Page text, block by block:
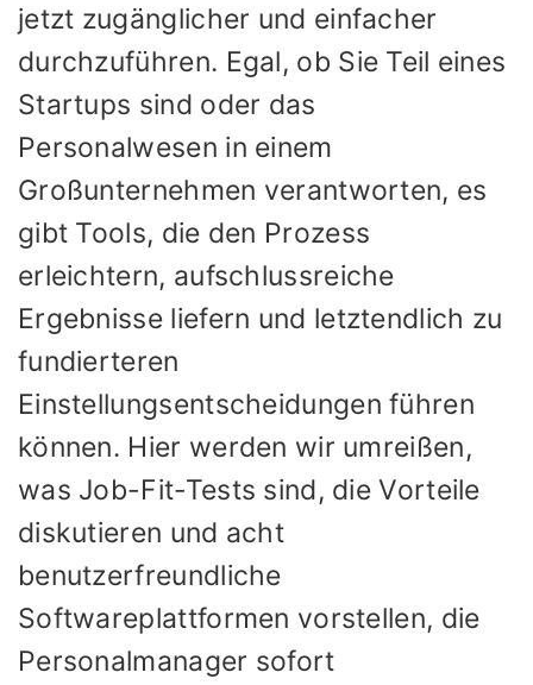
jetzt zugänglicher und einfacher
durchzuführen. Egal, ob Sie Teil eines
Startups sind oder das
Personalwesen in einem
Großunternehmen verantworten, es
gibt Tools, die den Prozess
erleichtern, aufschlussreiche
Ergebnisse liefern und letztendlich zu
fundierteren
Einstellungsentscheidungen führen
können. Hier werden wir umreißen,
was Job-Fit-Tests sind, die Vorteile
diskutieren und acht
benutzerfreundliche
Softwareplattformen vorstellen, die
Personalmanager sofort